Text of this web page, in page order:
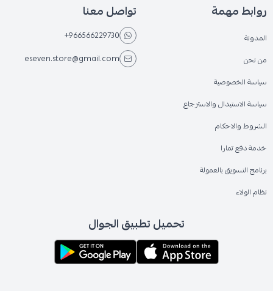
روابط مهمة
المدونة
من نحن
سياسة الخصوصية
سياسة الاستبدال والاسترجاع
الشروط والاحكام
خدمة دفع تمارا
برنامج التسويق بالعمولة
نظام الولاء
تواصل معنا
+966566229730
eseven.store@gmail.com
تحميل تطبيق الجوال